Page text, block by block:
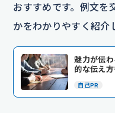
おすすめです。例文を
かをわかりやすく紹介
魅力が伝
的な伝え
自己PR